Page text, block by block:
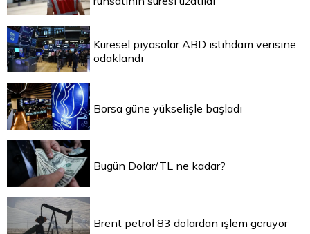
Küresel piyasalar ABD istihdam verisine
odaklandı
Borsa güne yükselişle başladı
Bugün Dolar/TL ne kadar?
Brent petrol 83 dolardan işlem görüyor